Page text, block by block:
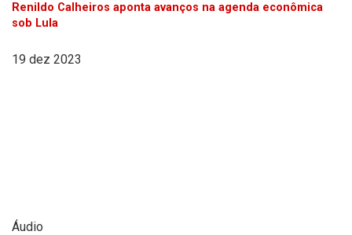
Renildo Calheiros aponta avanços na agenda econômica
sob Lula
19 dez 2023
Áudio